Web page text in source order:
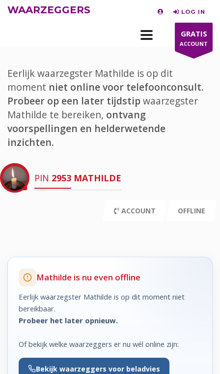
WAARZEGGERS LOG IN
GRATIS
ACCOUNT
Eerlijk waarzegster Mathilde is op dit
moment niet online voor telefoonconsult.
Probeer op een later tijdstipwaarzegster
Mathilde te bereiken, ontvang
voorspellingen en helderwetende
inzichten.
PIN 2953 MATHILDE
ACCOUNT OFFLINE
Mathilde is nu even offline
Eerlijk waarzegster Mathilde is op dit moment niet
bereikbaar.
Probeer het later opnieuw.
Of bekijk welke waarzeggers er nu wél online zijn:
Bekijk waarzeggers voor beladvies